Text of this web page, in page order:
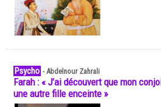
Psycho -Abdelnour Zahrali
Farah : « J’ai découvert que mon
une autre fille enceinte »